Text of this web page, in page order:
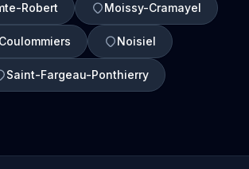
Robert Moissy-Cramayel
Coulommiers Noisiel
Saint-Fargeau-Ponthierry